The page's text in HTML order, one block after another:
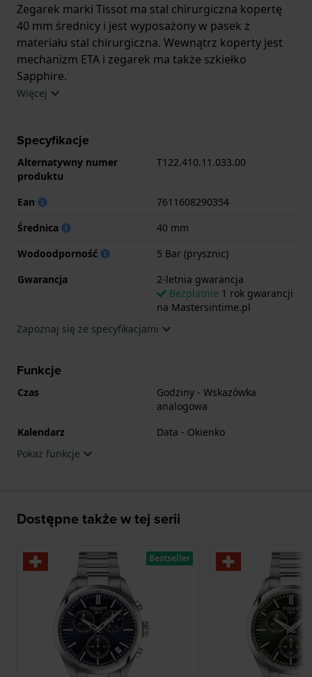
Zegarek marki Tissot ma stal chirurgiczna kopertę
40 mm średnicy i jest wyposażony w pasek z
materiału stal chirurgiczna. Wewnątrz koperty jest
mechanizm ETA i zegarek ma także szkiełko
Sapphire.
letnia gwarancja.
.
Więcej
Specyfikacje
Alternatywny numer
produktu
T122.410.11.033.00
Ean
7611608290354
Średnica
40 mm
Wodoodporność
5 Bar (prysznic)
Gwarancja
2-letnia gwarancja
Bezpłatnie 1 rok gwarancji
na Mastersintime.pl
Zapoznaj się ze specyfikacjami
Funkcje
Czas
Godziny - Wskazówka
analogowa
Kalendarz
Data - Okienko
Pokaż funkcje
Dostępne także w tej serii
Bestseller